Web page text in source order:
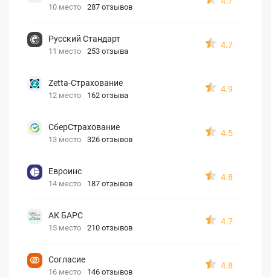
10 место 287 отзывов
Русский Стандарт
11 место 253 отзыва
4.7
Zetta-Страхование
12 место 162 отзыва
4.9
СберСтрахование
13 место 326 отзывов
4.5
Евроинс
14 место 187 отзывов
4.8
АК БАРС
15 место 210 отзывов
4.7
Согласие
16 место 146 отзывов
4.8